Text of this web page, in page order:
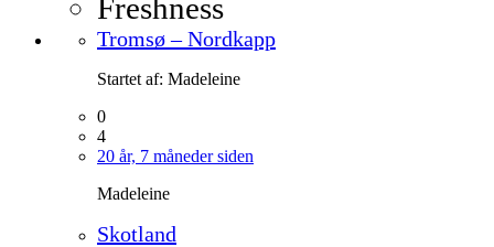
Freshness
Tromsø – Nordkapp
Startet af: Madeleine
0
4
20 år, 7 måneder siden
Madeleine
Skotland